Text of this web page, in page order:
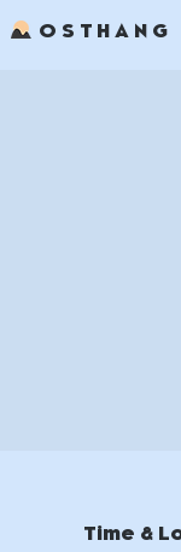
OSTHANG
Time &